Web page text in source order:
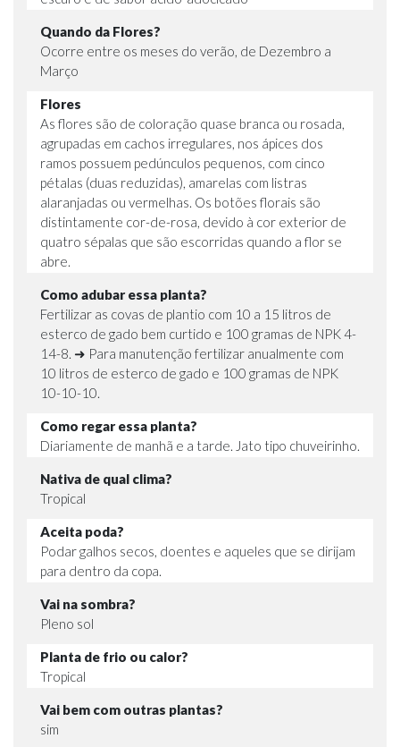
Quando da Flores?
Ocorre entre os meses do verão, de Dezembro a
Março
Flores
As flores são de coloração quase branca ou rosada,
agrupadas em cachos irregulares, nos ápices dos
ramos possuem pedúnculos pequenos, com cinco
pétalas (duas reduzidas), amarelas com listras
alaranjadas ou vermelhas. Os botões florais são
distintamente cor-de-rosa, devido à cor exterior de
quatro sépalas que são escorridas quando a flor se
abre.
Como adubar essa planta?
Fertilizar as covas de plantio com 10 a 15 litros de
esterco de gado bem curtido e 100 gramas de NPK 4-
14-8. ➜ Para manutenção fertilizar anualmente com
10 litros de esterco de gado e 100 gramas de NPK
10-10-10.
Como regar essa planta?
Diariamente de manhã e a tarde. Jato tipo chuveirinho.
Nativa de qual clima?
Tropical
Aceita poda?
Podar galhos secos, doentes e aqueles que se dirijam
para dentro da copa.
Vai na sombra?
Pleno sol
Planta de frio ou calor?
Tropical
Vai bem com outras plantas?
sim